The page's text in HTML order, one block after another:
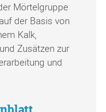
Mörtelgruppe
der Basis von
Kalk,
Zusätzen zur
und